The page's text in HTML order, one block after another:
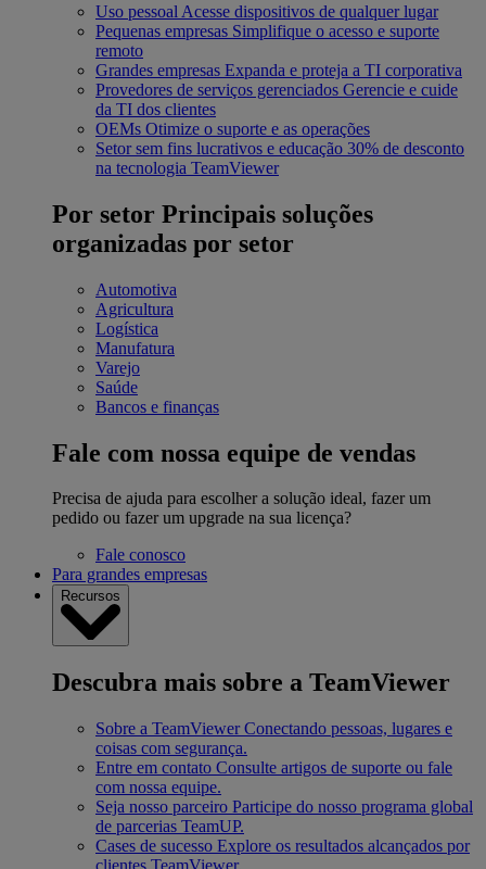
Uso pessoal Acesse dispositivos de qualquer lugar
Pequenas empresas Simplifique o acesso e suporte
remoto
Grandes empresas Expanda e proteja a TI corporativa
Provedores de serviços gerenciados Gerencie e cuide
da TI dos clientes
OEMs Otimize o suporte e as operações
Setor sem fins lucrativos e educação 30% de desconto
na tecnologia TeamViewer
Por setor Principais soluções
organizadas por setor
Automotiva
Agricultura
Logística
Manufatura
Varejo
Saúde
Bancos e finanças
Fale com nossa equipe de vendas
Precisa de ajuda para escolher a solução ideal, fazer um
pedido ou fazer um upgrade na sua licença?
Fale conosco
Para grandes empresas
Recursos
Descubra mais sobre a TeamViewer
Sobre a TeamViewer Conectando pessoas, lugares e
coisas com segurança.
Entre em contato Consulte artigos de suporte ou fale
com nossa equipe.
Seja nosso parceiro Participe do nosso programa global
de parcerias TeamUP.
Cases de sucesso Explore os resultados alcançados por